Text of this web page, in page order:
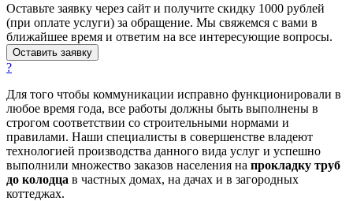
Оставьте заявку через сайт и получите скидку 1000 рублей
(при оплате услуги) за обращение. Мы свяжемся с вами в
ближайшее время и ответим на все интересующие вопросы.
Оставить заявку
?
Для того чтобы коммуникации исправно функционировали в
любое время года, все работы должны быть выполнены в
строгом соответствии со строительными нормами и
правилами. Наши специалисты в совершенстве владеют
технологией производства данного вида услуг и успешно
выполнили множество заказов населения на прокладку труб
до колодца в частных домах, на дачах и в загородных
коттеджах.